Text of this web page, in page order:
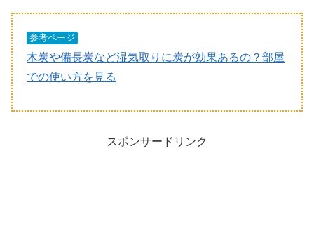
参考ページ
木炭や備長炭など湿気取りに炭が効果あるの？部屋
での使い方を見る
スポンサードリンク